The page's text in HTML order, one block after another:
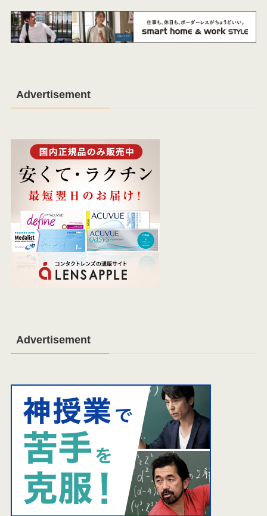
Advertisement
Advertisement